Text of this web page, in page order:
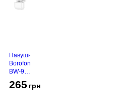
Навушники
Borofone
BW-94
265 грн